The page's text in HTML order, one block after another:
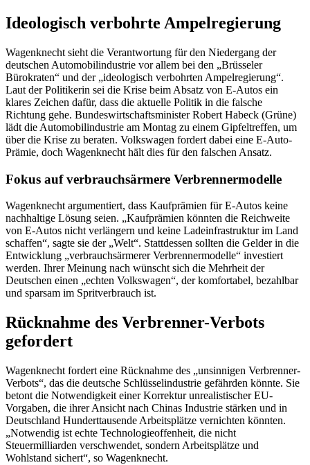
Ideologisch verbohrte Ampelregierung
Wagenknecht sieht die Verantwortung für den Niedergang der
deutschen Automobilindustrie vor allem bei den „Brüsseler
Bürokraten“ und der „ideologisch verbohrten Ampelregierung“.
Laut der Politikerin sei die Krise beim Absatz von E-Autos ein
klares Zeichen dafür, dass die aktuelle Politik in die falsche
Richtung gehe. Bundeswirtschaftsminister Robert Habeck (Grüne)
lädt die Automobilindustrie am Montag zu einem Gipfeltreffen, um
über die Krise zu beraten. Volkswagen fordert dabei eine E-Auto-
Prämie, doch Wagenknecht hält dies für den falschen Ansatz.
Fokus auf verbrauchsärmere Verbrennermodelle
Wagenknecht argumentiert, dass Kaufprämien für E-Autos keine
nachhaltige Lösung seien. „Kaufprämien könnten die Reichweite
von E-Autos nicht verlängern und keine Ladeinfrastruktur im Land
schaffen“, sagte sie der „Welt“. Stattdessen sollten die Gelder in die
Entwicklung „verbrauchsärmerer Verbrennermodelle“ investiert
werden. Ihrer Meinung nach wünscht sich die Mehrheit der
Deutschen einen „echten Volkswagen“, der komfortabel, bezahlbar
und sparsam im Spritverbrauch ist.
Rücknahme des Verbrenner-Verbots
gefordert
Wagenknecht fordert eine Rücknahme des „unsinnigen Verbrenner-
Verbots“, das die deutsche Schlüsselindustrie gefährden könnte. Sie
betont die Notwendigkeit einer Korrektur unrealistischer EU-
Vorgaben, die ihrer Ansicht nach Chinas Industrie stärken und in
Deutschland Hunderttausende Arbeitsplätze vernichten könnten.
„Notwendig ist echte Technologieoffenheit, die nicht
Steuermilliarden verschwendet, sondern Arbeitsplätze und
Wohlstand sichert“, so Wagenknecht.